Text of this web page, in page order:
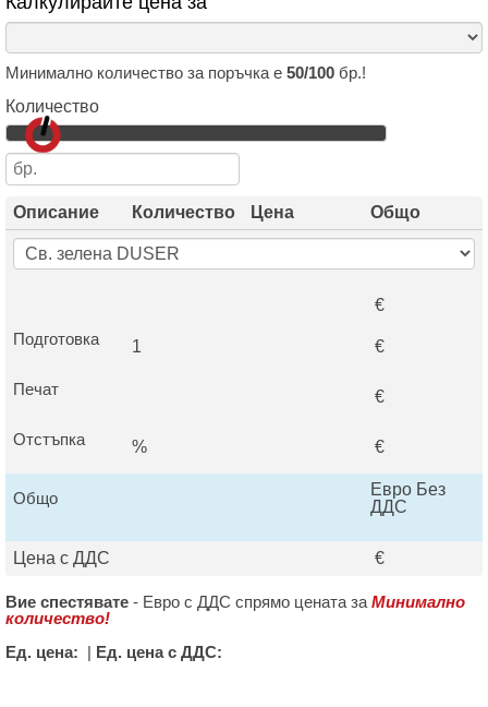
Минимално количество за поръчка е 50/100 бр.!
Количество
Описание Количество Цена Общо
€
Подготовка
1 €
Печат €
Отстъпка % €
Общо
Евро Без
ДДС
Цена с ДДС €
Вие спестявате - Евро с ДДС спрямо цената за Минимално
количество!
Ед. цена: | Ед. цена с ДДС: